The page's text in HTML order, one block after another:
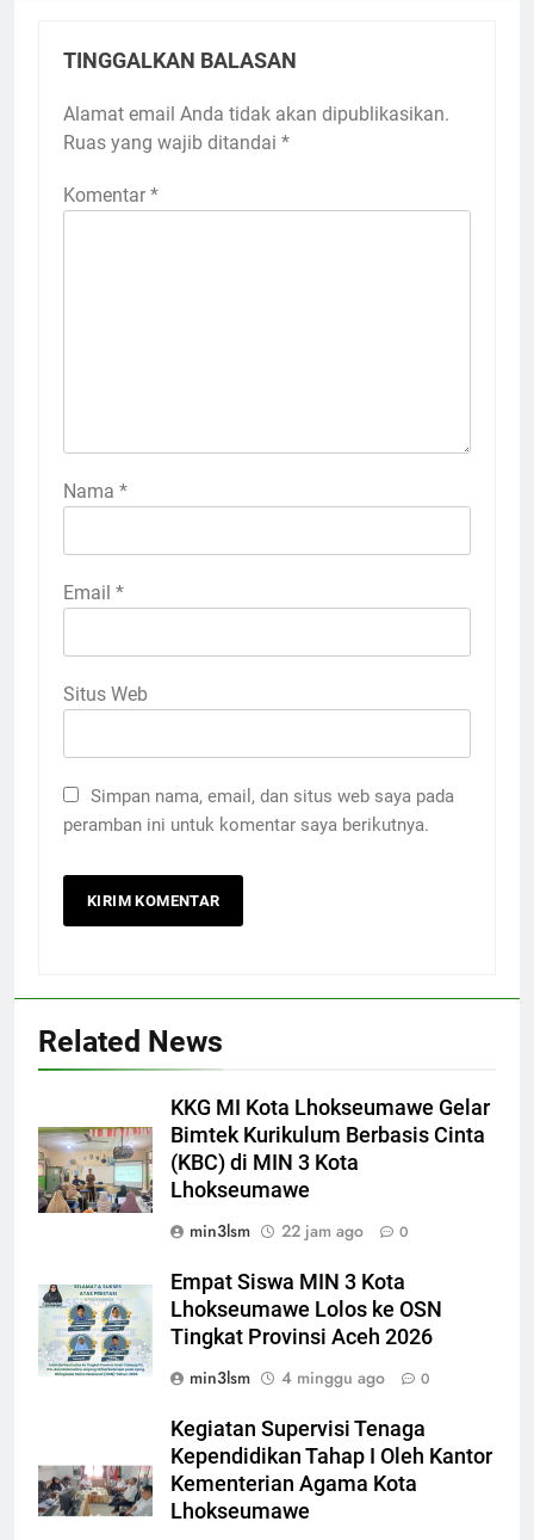
TINGGALKAN BALASAN
Alamat email Anda tidak akan dipublikasikan.
Ruas yang wajib ditandai *
Komentar *
Nama *
Email *
Situs Web
Simpan nama, email, dan situs web saya pada
peramban ini untuk komentar saya berikutnya.
Related News
KKG MI Kota Lhokseumawe Gelar
Bimtek Kurikulum Berbasis Cinta
(KBC) di MIN 3 Kota
Lhokseumawe
min3lsm
22 jam ago 0
Empat Siswa MIN 3 Kota
Lhokseumawe Lolos ke OSN
Tingkat Provinsi Aceh 2026
min3lsm
4 minggu ago 0
Kegiatan Supervisi Tenaga
Kependidikan Tahap I Oleh Kantor
Kementerian Agama Kota
Lhokseumawe